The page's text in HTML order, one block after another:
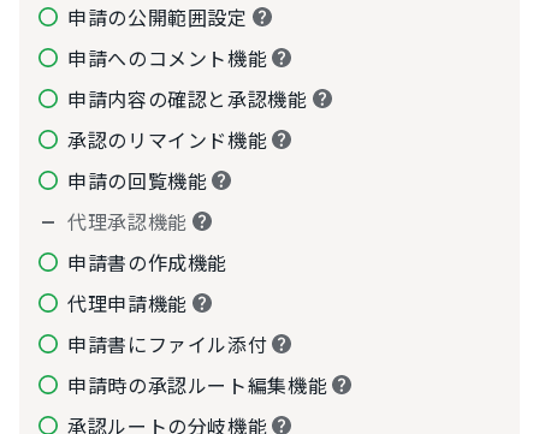
申請の公開範囲設定
申請へのコメント機能
申請内容の確認と承認機能
承認のリマインド機能
申請の回覧機能
代理承認機能
申請書の作成機能
代理申請機能
申請書にファイル添付
申請時の承認ルート編集機能
承認ルートの分岐機能